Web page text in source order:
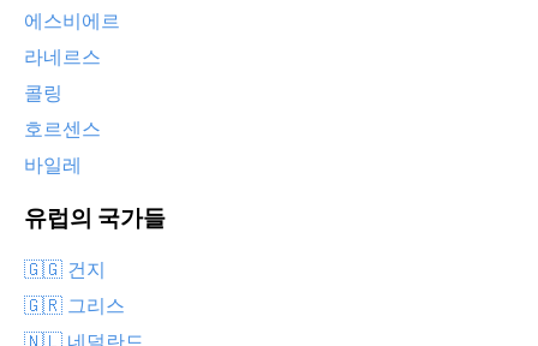
에스비에르
라네르스
콜링
호르센스
바일레
유럽의 국가들
🇬🇬 건지
🇬🇷 그리스
🇳🇱 네덜란드